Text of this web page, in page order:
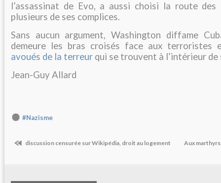
l’assassinat de Evo, a aussi choisi la route des
plusieurs de ses complices.
Sans aucun argument, Washington diffame
demeure les bras croisés face aux terroristes
avoués de la terreur qui se trouvent à l’intérieur
Jean-Guy Allard
#Nazisme
discussion censurée sur Wikipédia, droit au logement Aux